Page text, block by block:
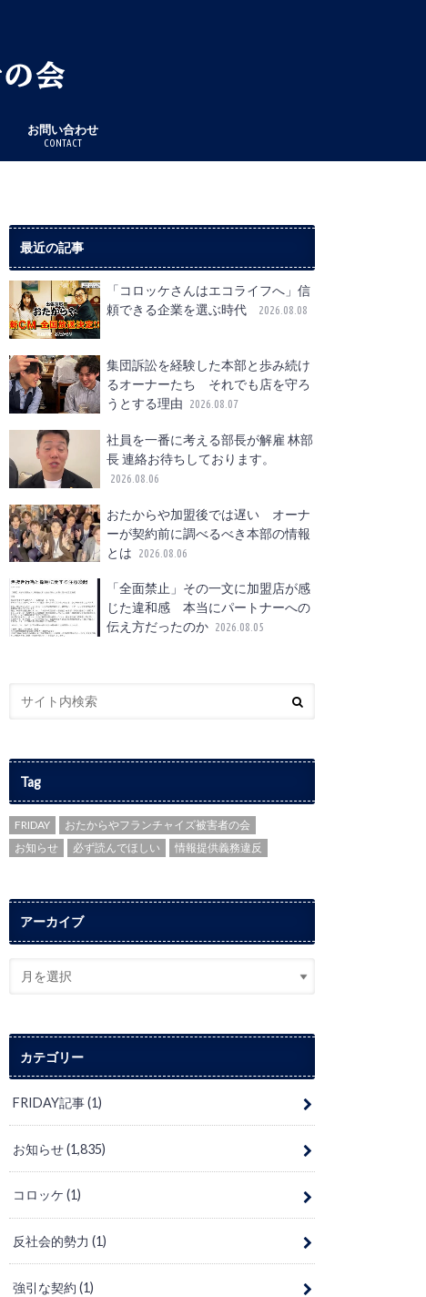
お問い合わせ
CONTACT
最近の記事
「コロッケさんはエコライフへ」信
頼できる企業を選ぶ時代
2026.08.08
集団訴訟を経験した本部と歩み続け
るオーナーたち それでも店を守ろ
うとする理由
2026.08.07
社員を一番に考える部長が解雇 林部
長 連絡お待ちしております。
2026.08.06
おたからや加盟後では遅い オーナ
ーが契約前に調べるべき本部の情報
とは
2026.08.06
「全面禁止」その一文に加盟店が感
じた違和感 本当にパートナーへの
伝え方だったのか 2026.08.05
Tag
FRIDAY
おたからやフランチャイズ被害者の会
お知らせ
必ず読んでほしい 情報提供義務違反
アーカイブ
カテゴリー
FRIDAY記事(1)
お知らせ(1,835)
コロッケ(1)
反社会的勢力(1)
強引な契約(1)